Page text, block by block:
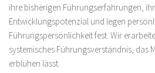
ihre bisherigen Führungserfahrungen,
Entwicklungspotenzial und legen
Führungspersönlichkeit fest. Wir
systemisches Führungsverständnis, das
erblühen lässt.